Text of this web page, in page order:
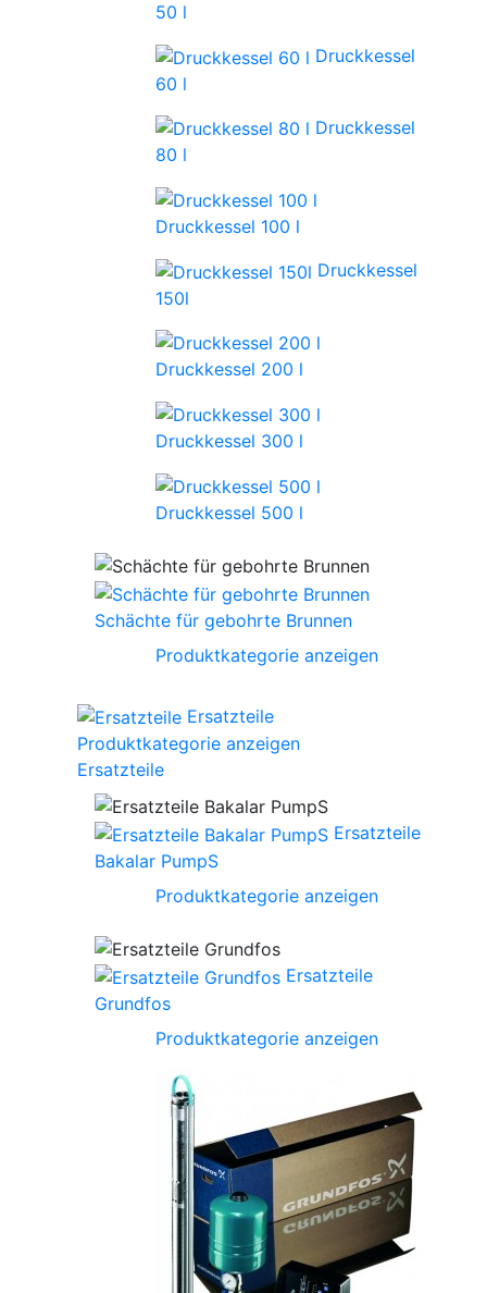
50 l
Druckkessel
60 l
Druckkessel
80 l
Druckkessel 100 l
Druckkessel
150l
Druckkessel 200 l
Druckkessel 300 l
Druckkessel 500 l
Schächte für gebohrte Brunnen
Produktkategorie anzeigen
Ersatzteile
Produktkategorie anzeigen
Ersatzteile
Ersatzteile
Bakalar PumpS
Produktkategorie anzeigen
Ersatzteile
Grundfos
Produktkategorie anzeigen